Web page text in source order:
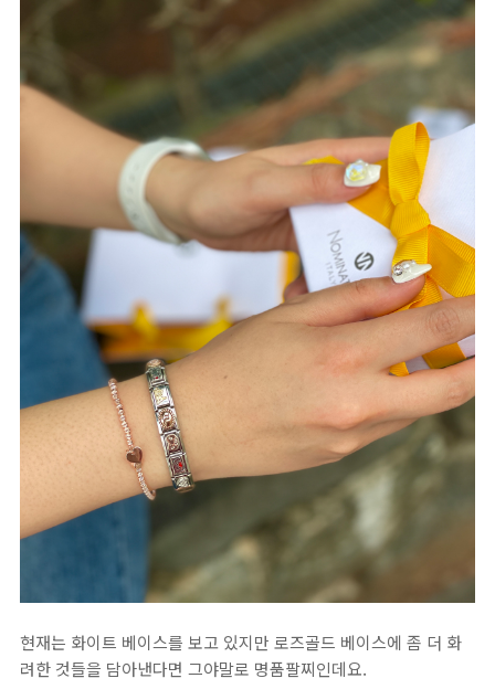
현재는 화이트 베이스를 보고 있지만 로즈골드 베이스에 좀 더 화
려한 것들을 담아낸다면 그야말로 명품팔찌인데요.